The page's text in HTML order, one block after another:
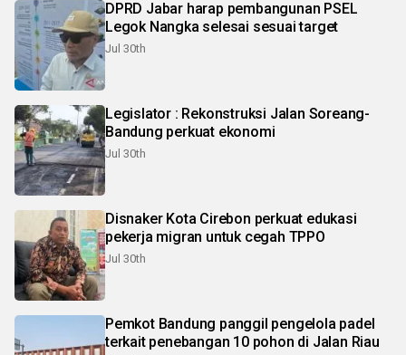
DPRD Jabar harap pembangunan PSEL
Legok Nangka selesai sesuai target
Jul 30th
Legislator : Rekonstruksi Jalan Soreang-
Bandung perkuat ekonomi
Jul 30th
Disnaker Kota Cirebon perkuat edukasi
pekerja migran untuk cegah TPPO
Jul 30th
Pemkot Bandung panggil pengelola padel
terkait penebangan 10 pohon di Jalan Riau